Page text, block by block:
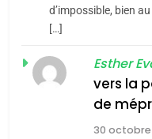
d’impossible, bien
[…]
Esther
vers la
de
30 octobre